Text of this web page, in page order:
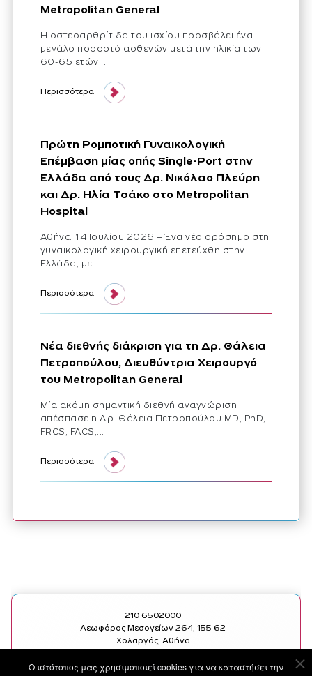
Ο ιστότοπoς μας χρησιμοποιεί cookies για να καταστήσει την
Μetropolitan General
Η οστεοαρθρίτιδα του ισχίου προσβάλει ένα
μεγάλο ποσοστό ασθενών μετά την ηλικία των
60-65 ετών...
αρθροπλαστική επιφάνειας ισχίου hip resurfacing –
Περισσότερα
Πρώτη Ρομποτική Γυναικολογική
Επέμβαση μίας οπής Single-Port στην
Ελλάδα από τους Δρ. Νικόλαο Πλεύρη
και Δρ. Ηλία Τσάκο στο Metropolitan
Hospital
Αθήνα, 14 Ιουλίου 2026 – Ένα νέο ορόσημο στη
γυναικολογική χειρουργική επετεύχθη στην
Ελλάδα, με...
πρώτη ρομποτική γυναικολογική επέμβαση μίας οπής single
Περισσότερα
Νέα διεθνής διάκριση για τη Δρ. Θάλεια
Πετροπούλου, Διευθύντρια Xειρουργό
του Metropolitan General
Μία ακόμη σημαντική διεθνή αναγνώριση
απέσπασε η Δρ. Θάλεια Πετροπούλου MD, PhD,
FRCS, FACS,...
νέα διεθνής διάκριση για τη δρ θάλεια πετροπούλου,
Περισσότερα
210 6502000
Λεωφόρος Μεσογείων 264, 155 62
Χολαργός, Αθήνα
SOCIAL ΧΡΗΣΙΜΑ LINKS